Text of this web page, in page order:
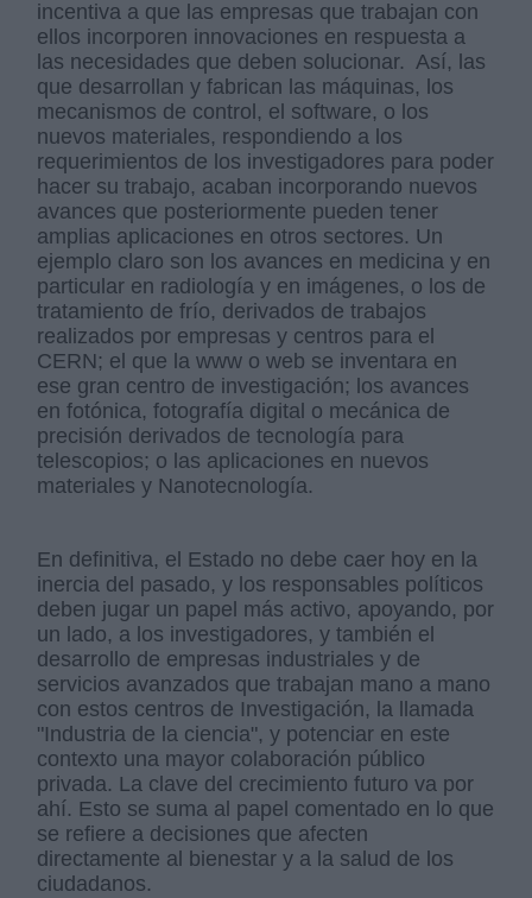
incentiva a que las empresas que trabajan con
ellos incorporen innovaciones en respuesta a
las necesidades que deben solucionar. Así, las
que desarrollan y fabrican las máquinas, los
mecanismos de control, el software, o los
nuevos materiales, respondiendo a los
requerimientos de los investigadores para poder
hacer su trabajo, acaban incorporando nuevos
avances que posteriormente pueden tener
amplias aplicaciones en otros sectores. Un
ejemplo claro son los avances en medicina y en
particular en radiología y en imágenes, o los de
tratamiento de frío, derivados de trabajos
realizados por empresas y centros para el
CERN; el que la www o web se inventara en
ese gran centro de investigación; los avances
en fotónica, fotografía digital o mecánica de
precisión derivados de tecnología para
telescopios; o las aplicaciones en nuevos
materiales y Nanotecnología.
En definitiva, el Estado no debe caer hoy en la
inercia del pasado, y los responsables políticos
deben jugar un papel más activo, apoyando, por
un lado, a los investigadores, y también el
desarrollo de empresas industriales y de
servicios avanzados que trabajan mano a mano
con estos centros de Investigación, la llamada
"Industria de la ciencia", y potenciar en este
contexto una mayor colaboración público
privada. La clave del crecimiento futuro va por
ahí. Esto se suma al papel comentado en lo que
se refiere a decisiones que afecten
directamente al bienestar y a la salud de los
ciudadanos.